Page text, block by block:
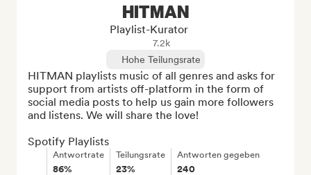
HITMAN
Playlist-Kurator
7.2k
Hohe Teilungsrate
HITMAN playlists music of all genres and asks for
support from artists off-platform in the form of
social media posts to help us gain more followers
and listens. We will share the love!
Spotify Playlists
Antwortrate
86%
Teilungsrate
23%
Antworten gegeben
240